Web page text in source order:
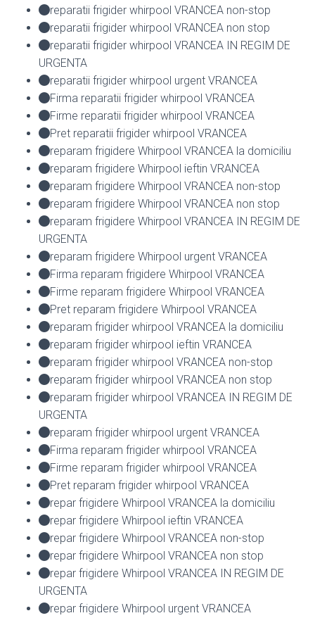
reparatii frigider whirpool VRANCEA non-stop
reparatii frigider whirpool VRANCEA non stop
reparatii frigider whirpool VRANCEA IN REGIM DE
URGENTA
reparatii frigider whirpool urgent VRANCEA
Firma reparatii frigider whirpool VRANCEA
Firme reparatii frigider whirpool VRANCEA
Pret reparatii frigider whirpool VRANCEA
reparam frigidere Whirpool VRANCEA la domiciliu
reparam frigidere Whirpool ieftin VRANCEA
reparam frigidere Whirpool VRANCEA non-stop
reparam frigidere Whirpool VRANCEA non stop
reparam frigidere Whirpool VRANCEA IN REGIM DE
URGENTA
reparam frigidere Whirpool urgent VRANCEA
Firma reparam frigidere Whirpool VRANCEA
Firme reparam frigidere Whirpool VRANCEA
Pret reparam frigidere Whirpool VRANCEA
reparam frigider whirpool VRANCEA la domiciliu
reparam frigider whirpool ieftin VRANCEA
reparam frigider whirpool VRANCEA non-stop
reparam frigider whirpool VRANCEA non stop
reparam frigider whirpool VRANCEA IN REGIM DE
URGENTA
reparam frigider whirpool urgent VRANCEA
Firma reparam frigider whirpool VRANCEA
Firme reparam frigider whirpool VRANCEA
Pret reparam frigider whirpool VRANCEA
repar frigidere Whirpool VRANCEA la domiciliu
repar frigidere Whirpool ieftin VRANCEA
repar frigidere Whirpool VRANCEA non-stop
repar frigidere Whirpool VRANCEA non stop
repar frigidere Whirpool VRANCEA IN REGIM DE
URGENTA
repar frigidere Whirpool urgent VRANCEA